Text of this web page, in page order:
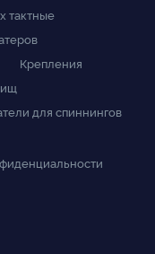
тактные
Крепления
для спиннингов